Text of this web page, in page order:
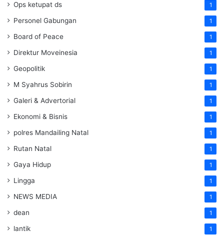
Ops ketupat ds 1
Personel Gabungan 1
Board of Peace 1
Direktur Moveinesia 1
Geopolitik 1
M Syahrus Sobirin 1
Galeri & Advertorial 1
Ekonomi & Bisnis 1
polres Mandailing Natal 1
Rutan Natal 1
Gaya Hidup 1
Lingga 1
NEWS MEDIA 1
dean 1
lantik 1